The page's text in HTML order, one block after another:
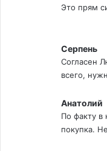
Это прям
Серпень
Согласен
всего,
Анатолий
По факту в
покупка.